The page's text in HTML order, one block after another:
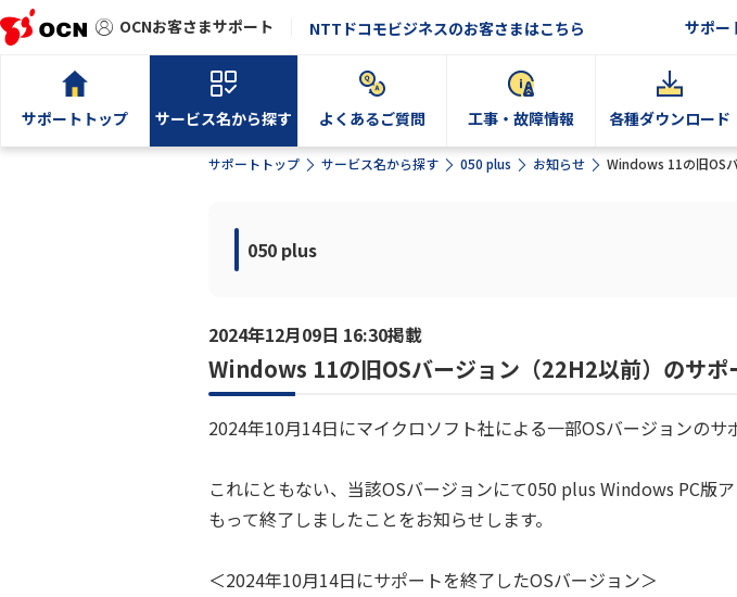
OCNお客さまサポート NTTドコモビジネスのお客さまはこちら サポー
サポートトップ サービス名から探す よくあるご質問 工事・故障情報 各種ダウンロード
サポートトップ サービス名から探す 050 plus お知らせ Windows 11の旧OS
050 plus
2024年12月09日 16:30掲載
Windows 11の旧OSバージョン（22H2以前）のサポ
2024年10月14日にマイクロソフト社による一部OSバージョンのサ
これにともない、当該OSバージョンにて050 plus Windows PC版
もって終了しましたことをお知らせします。
＜2024年10月14日にサポートを終了したOSバージョン＞